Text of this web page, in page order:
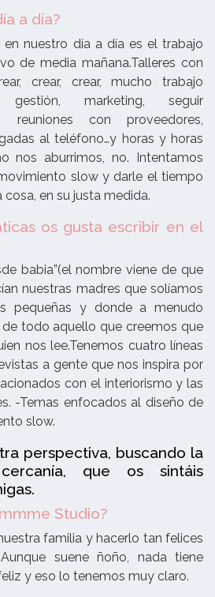
a día?
nuestro día a día es el trabajo
de media mañana.Talleres con
crear, crear, mucho trabajo
gestión, marketing, seguir
reuniones con proveedores,
al teléfono…y horas y horas
nos aburrimos, no. Intentamos
slow y darle el tiempo
en su justa medida.
os gusta escribir en el
babia”(el nombre viene de que
nuestras madres que solíamos
pequeñas y donde a menudo
todo aquello que creemos que
nos lee.Tenemos cuatro líneas
a gente que nos inspira por
con el interiorismo y las
-Temas enfocados al diseño de
slow.
perspectiva, buscando la
que os sintáis
Studio?
familia y hacerlo tan felices
suene ñoño, nada tiene
y eso lo tenemos muy claro.